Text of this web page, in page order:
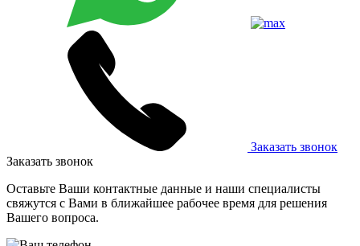
Заказать звонок
Заказать звонок
Оставьте Ваши контактные данные и наши специалисты
свяжутся с Вами в ближайшее рабочее время для решения
Вашего вопроса.